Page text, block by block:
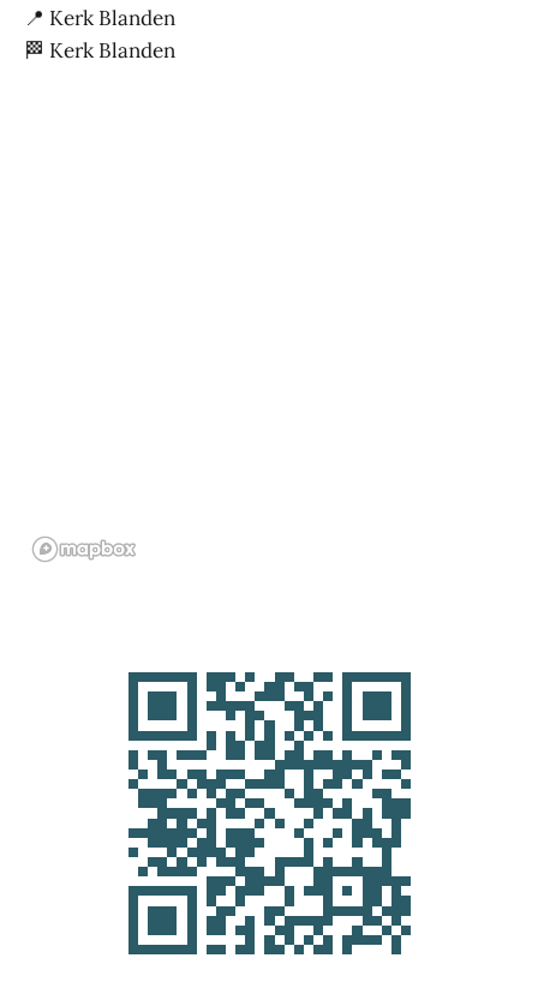
📍 Kerk Blanden
🏁 Kerk Blanden